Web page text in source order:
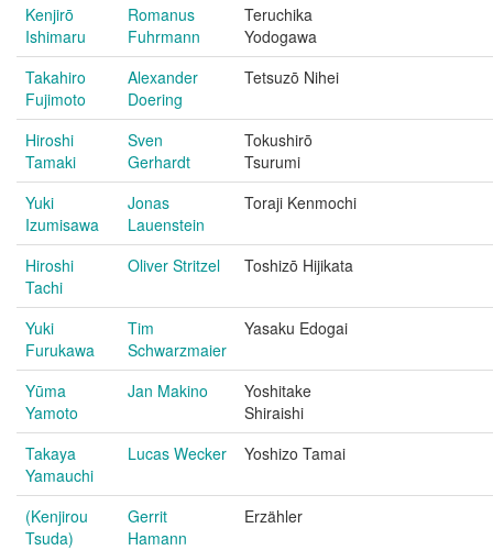
Kenjirō
Ishimaru
Romanus
Fuhrmann
Teruchika
Yodogawa
Takahiro
Fujimoto
Alexander
Doering
Tetsuzō Nihei
Hiroshi
Tamaki
Sven
Gerhardt
Tokushirō
Tsurumi
Yuki
Izumisawa
Jonas
Lauenstein
Toraji Kenmochi
Hiroshi
Tachi
Oliver Stritzel Toshizō Hijikata
Yuki
Furukawa
Tim
Schwarzmaier
Yasaku Edogai
Yūma
Yamoto
Jan Makino
Yoshitake
Shiraishi
Takaya
Yamauchi
Lucas Wecker Yoshizo Tamai
(Kenjirou
Tsuda)
Gerrit
Hamann
Erzähler